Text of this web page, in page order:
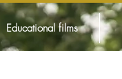
Educational films